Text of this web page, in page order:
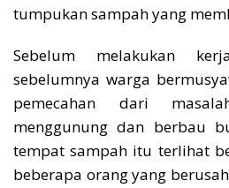
tumpukan sampah yang
Sebelum melakukan
sebelumnya warga
pemecahan dari
menggunung dan berbau
tempat sampah itu terlihat
beberapa orang yang